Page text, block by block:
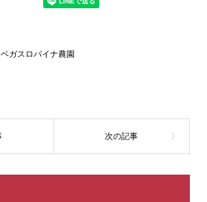
ベガスロバイナ農園